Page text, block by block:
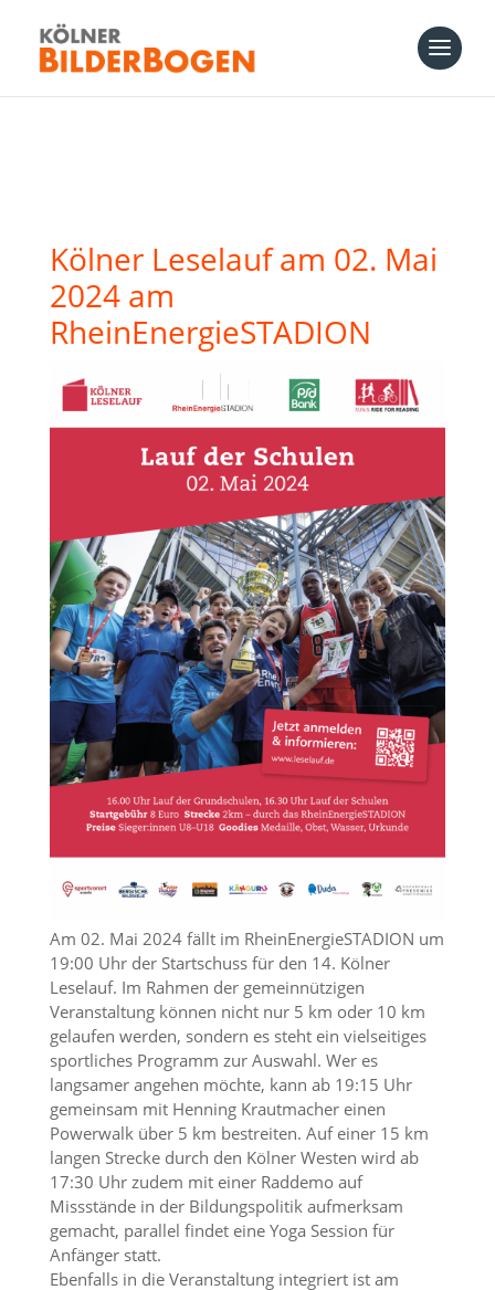
Kölner Leselauf am 02. Mai
2024 am
RheinEnergieSTADION
Am 02. Mai 2024 fällt im RheinEnergieSTADION um
19:00 Uhr der Startschuss für den 14. Kölner
Leselauf. Im Rahmen der gemeinnützigen
Veranstaltung können nicht nur 5 km oder 10 km
gelaufen werden, sondern es steht ein vielseitiges
sportliches Programm zur Auswahl. Wer es
langsamer angehen möchte, kann ab 19:15 Uhr
gemeinsam mit Henning Krautmacher einen
Powerwalk über 5 km bestreiten. Auf einer 15 km
langen Strecke durch den Kölner Westen wird ab
17:30 Uhr zudem mit einer Raddemo auf
Missstände in der Bildungspolitik aufmerksam
gemacht, parallel findet eine Yoga Session für
Anfänger statt.
Ebenfalls in die Veranstaltung integriert ist am